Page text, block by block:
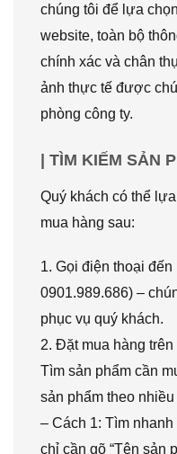
chúng tôi để lựa
website, toàn bộ
chính xác và chân
ảnh thực tế được
phòng công ty.
| TÌM KIẾM SẢN
Quý khách có thể
mua hàng sau:
1. Gọi điện thoại
0901.989.686) –
phục vụ quý khách.
2. Đặt mua hàng trên
Tìm sản phẩm cần
sản phẩm theo nhiều
– Cách 1: Tìm
chỉ cần gõ “Tên sản